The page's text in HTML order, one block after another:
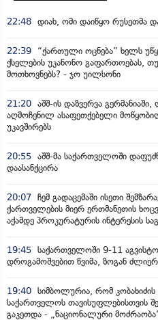
22:48 დიახ, ომი დაიწყო რუსეთმა
22:39
“ქართული ოცნება” ხელს
ქსელების უკანონო გაფართოებას,
მოთხოვნებს? - ჯო უილსონი
21:20 აშშ-ის დაზვერვა
აღმოჩენილ ასაფეთქებელი
უკავშირებს
20:55 აშშ-მა საქართველოში
დაასანქცირა
20:07 ჩემ გადაცემაში ისეთი
ქართველების მიერ ერთმანეთის
აქამდე პროკურატურის ინტერესის
19:45 საქართველოში 9-11
დროგამოშვებით წვიმა, ზოგან
19:40 სიმბოლურია, რომ
საქართველოს თავისუფლებისთვის
გაკეთდა - „ნაციონალური